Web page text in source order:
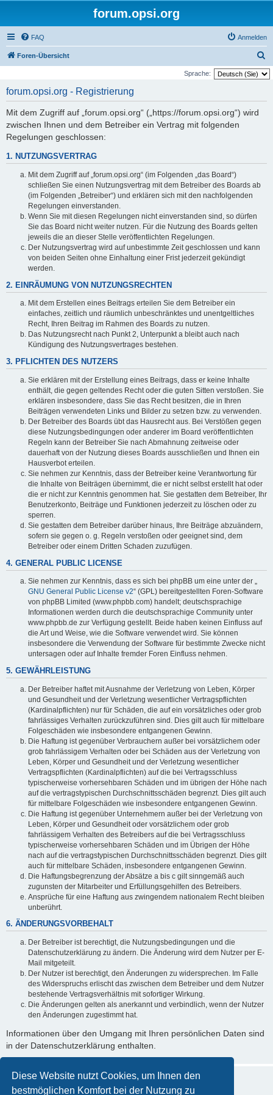
Diese Website nutzt Cookies, um Ihnen den
bestmöglichen Komfort bei der Nutzung zu
forum.opsi.org
FAQ Anmelden
Foren-Übersicht
u
Sprache:
forum.opsi.org - Registrierung
Mit dem Zugriff auf „forum.opsi.org“ („https://forum.opsi.org“) wird
zwischen Ihnen und dem Betreiber ein Vertrag mit folgenden
Regelungen geschlossen:
1. NUTZUNGSVERTRAG
Mit dem Zugriff auf „forum.opsi.org“ (im Folgenden „das Board“)
schließen Sie einen Nutzungsvertrag mit dem Betreiber des Boards ab
(im Folgenden „Betreiber“) und erklären sich mit den nachfolgenden
Regelungen einverstanden.
Wenn Sie mit diesen Regelungen nicht einverstanden sind, so dürfen
Sie das Board nicht weiter nutzen. Für die Nutzung des Boards gelten
jeweils die an dieser Stelle veröffentlichten Regelungen.
Der Nutzungsvertrag wird auf unbestimmte Zeit geschlossen und kann
von beiden Seiten ohne Einhaltung einer Frist jederzeit gekündigt
werden.
2. EINRÄUMUNG VON NUTZUNGSRECHTEN
Mit dem Erstellen eines Beitrags erteilen Sie dem Betreiber ein
einfaches, zeitlich und räumlich unbeschränktes und unentgeltliches
Recht, Ihren Beitrag im Rahmen des Boards zu nutzen.
Das Nutzungsrecht nach Punkt 2, Unterpunkt a bleibt auch nach
Kündigung des Nutzungsvertrages bestehen.
3. PFLICHTEN DES NUTZERS
Sie erklären mit der Erstellung eines Beitrags, dass er keine Inhalte
enthält, die gegen geltendes Recht oder die guten Sitten verstoßen. Sie
erklären insbesondere, dass Sie das Recht besitzen, die in Ihren
Beiträgen verwendeten Links und Bilder zu setzen bzw. zu verwenden.
Der Betreiber des Boards übt das Hausrecht aus. Bei Verstößen gegen
diese Nutzungsbedingungen oder anderer im Board veröffentlichten
Regeln kann der Betreiber Sie nach Abmahnung zeitweise oder
dauerhaft von der Nutzung dieses Boards ausschließen und Ihnen ein
Hausverbot erteilen.
Sie nehmen zur Kenntnis, dass der Betreiber keine Verantwortung für
die Inhalte von Beiträgen übernimmt, die er nicht selbst erstellt hat oder
die er nicht zur Kenntnis genommen hat. Sie gestatten dem Betreiber, Ihr
Benutzerkonto, Beiträge und Funktionen jederzeit zu löschen oder zu
sperren.
Sie gestatten dem Betreiber darüber hinaus, Ihre Beiträge abzuändern,
sofern sie gegen o. g. Regeln verstoßen oder geeignet sind, dem
Betreiber oder einem Dritten Schaden zuzufügen.
4. GENERAL PUBLIC LICENSE
Sie nehmen zur Kenntnis, dass es sich bei phpBB um eine unter der „
GNU General Public License v2“ (GPL) bereitgestellten Foren-Software
von phpBB Limited (www.phpbb.com) handelt; deutschsprachige
Informationen werden durch die deutschsprachige Community unter
www.phpbb.de zur Verfügung gestellt. Beide haben keinen Einfluss auf
die Art und Weise, wie die Software verwendet wird. Sie können
insbesondere die Verwendung der Software für bestimmte Zwecke nicht
untersagen oder auf Inhalte fremder Foren Einfluss nehmen.
5. GEWÄHRLEISTUNG
Der Betreiber haftet mit Ausnahme der Verletzung von Leben, Körper
und Gesundheit und der Verletzung wesentlicher Vertragspflichten
(Kardinalpflichten) nur für Schäden, die auf ein vorsätzliches oder grob
fahrlässiges Verhalten zurückzuführen sind. Dies gilt auch für mittelbare
Folgeschäden wie insbesondere entgangenen Gewinn.
Die Haftung ist gegenüber Verbrauchern außer bei vorsätzlichem oder
grob fahrlässigem Verhalten oder bei Schäden aus der Verletzung von
Leben, Körper und Gesundheit und der Verletzung wesentlicher
Vertragspflichten (Kardinalpflichten) auf die bei Vertragsschluss
typischerweise vorhersehbaren Schäden und im übrigen der Höhe nach
auf die vertragstypischen Durchschnittsschäden begrenzt. Dies gilt auch
für mittelbare Folgeschäden wie insbesondere entgangenen Gewinn.
Die Haftung ist gegenüber Unternehmern außer bei der Verletzung von
Leben, Körper und Gesundheit oder vorsätzlichem oder grob
fahrlässigem Verhalten des Betreibers auf die bei Vertragsschluss
typischerweise vorhersehbaren Schäden und im Übrigen der Höhe
nach auf die vertragstypischen Durchschnittsschäden begrenzt. Dies gilt
auch für mittelbare Schäden, insbesondere entgangenen Gewinn.
Die Haftungsbegrenzung der Absätze a bis c gilt sinngemäß auch
zugunsten der Mitarbeiter und Erfüllungsgehilfen des Betreibers.
Ansprüche für eine Haftung aus zwingendem nationalem Recht bleiben
unberührt.
6. ÄNDERUNGSVORBEHALT
Der Betreiber ist berechtigt, die Nutzungsbedingungen und die
Datenschutzerklärung zu ändern. Die Änderung wird dem Nutzer per E-
Mail mitgeteilt.
Der Nutzer ist berechtigt, den Änderungen zu widersprechen. Im Falle
des Widerspruchs erlischt das zwischen dem Betreiber und dem Nutzer
bestehende Vertragsverhältnis mit sofortiger Wirkung.
Die Änderungen gelten als anerkannt und verbindlich, wenn der Nutzer
den Änderungen zugestimmt hat.
Informationen über den Umgang mit Ihren persönlichen Daten sind
in der Datenschutzerklärung enthalten.